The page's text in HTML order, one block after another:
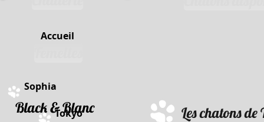
& Blanc Les chatons
Accueil
Sophia
Tokyo